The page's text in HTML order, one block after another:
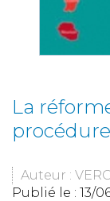
La
procédure
Auteur :
Publié le : 13/